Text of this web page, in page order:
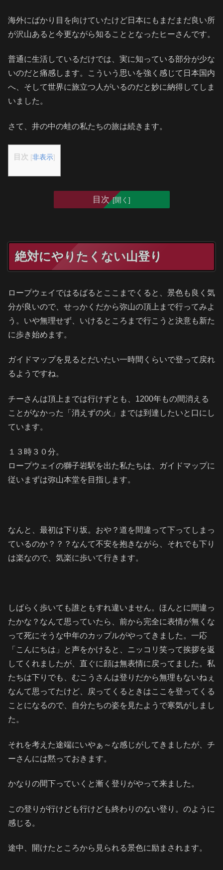
海外にばかり目を向けていたけど日本にもまだまだ良い所
が沢山あると今更ながら知ることとなったヒーさんです。
普通に生活しているだけでは、実に知っている部分が少な
いのだと痛感します。こういう思いを強く感じて日本国内
へ、そして世界に旅立つ人がいるのだと妙に納得してしま
いました。
さて、井の中の蛙の私たちの旅は続きます。
目次 [非表示]
目次
絶対にやりたくない山登り
ロープウェイではるばるとここまでくると、景色も良く気
分が良いので、せっかくだから弥山の頂上まで行ってみよ
う。いや無理せず、いけるところまで行こうと決意も新た
に歩き始めます。
ガイドマップを見るとだいたい一時間くらいで登って戻れ
るようですね。
チーさんは頂上までは行けずとも、1200年もの間消える
ことがなかった「消えずの火」までは到達したいと口にし
ています。
１３時３０分。
ロープウェイの獅子岩駅を出た私たちは、ガイドマップに
従いまずは弥山本堂を目指します。
なんと、最初は下り坂。おや？道を間違って下ってしまっ
ているのか？？？なんて不安を抱きながら、それでも下り
は楽なので、気楽に歩いて行きます。
しばらく歩いても誰ともすれ違いません。ほんとに間違っ
たかな？なんて思っていたら、前から完全に表情が無くな
って死にそうな中年のカップルがやってきました。一応
「こんにちは」と声をかけると、ニッコリ笑って挨拶を返
してくれましたが、直ぐに顔は無表情に戻ってました。私
たちは下りでも、むこうさんは登りだから無理もないねぇ
なんて思ってたけど、戻ってくるときはここを登ってくる
ことになるので、自分たちの姿を見たようで寒気がしまし
た。
それを考えた途端にいやぁ～な感じがしてきましたが、チ
ーさんには黙っておきます。
かなりの間下っていくと漸く登りがやって来ました。
この登りが行けども行けども終わりのない登り。のように
感じる。
途中、開けたところから見られる景色に励まされます。